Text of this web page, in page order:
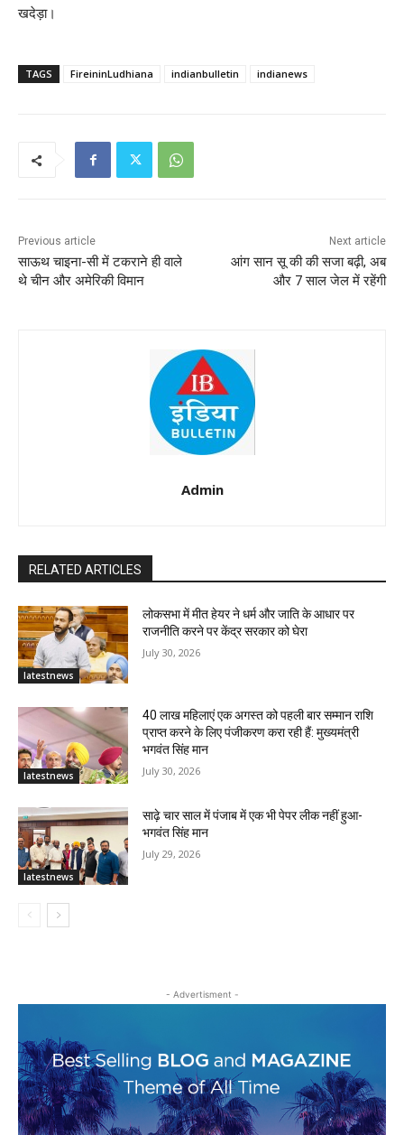
खदेड़ा।
TAGS FireininLudhiana indianbulletin indianews
Previous article
साऊथ चाइना-सी में टकराने ही वाले
थे चीन और अमेरिकी विमान
Next article
आंग सान सू की की सजा बढ़ी, अब
और 7 साल जेल में रहेंगी
Admin
RELATED ARTICLES
latestnews
लोकसभा में मीत हेयर ने धर्म और जाति के आधार पर
राजनीति करने पर केंद्र सरकार को घेरा
July 30, 2026
latestnews
40 लाख महिलाएं एक अगस्त को पहली बार सम्मान राशि
प्राप्त करने के लिए पंजीकरण करा रही हैं: मुख्यमंत्री
भगवंत सिंह मान
July 30, 2026
latestnews
साढ़े चार साल में पंजाब में एक भी पेपर लीक नहीं हुआ-
भगवंत सिंह मान
July 29, 2026
- Advertisment -